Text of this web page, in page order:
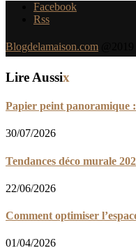
Facebook
Rss
Blogdelamaison.com
Lire Aussix
Papier peint panoramique :
30/07/2026
Tendances déco murale
22/06/2026
Comment optimiser
01/04/2026